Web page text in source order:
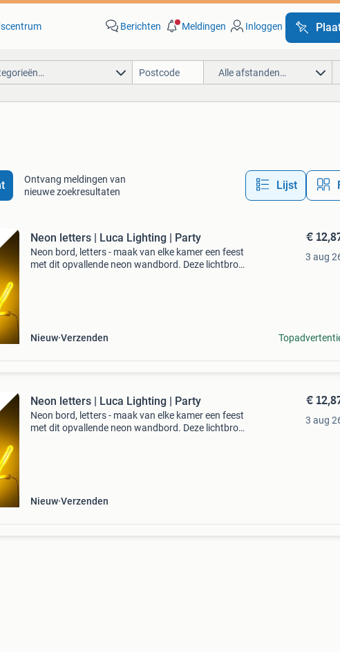
Berichten Meldingen Inloggen
Alle afstanden…
Ontvang meldingen van
nieuwe zoekresultaten
Lijst
Neon letters | Luca Lighting | Party
Neon bord, letters - maak van elke kamer een feest
met dit opvallende neon wandbord. Deze lichtbron
Nieuw Verzenden
€
3 aug
Neon letters | Luca Lighting | Party
Neon bord, letters - maak van elke kamer een feest
met dit opvallende neon wandbord. Deze lichtbron
Nieuw Verzenden
€
3 aug